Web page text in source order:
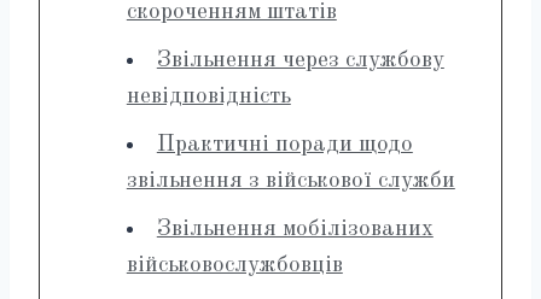
скороченням штатів
Звільнення через службову
невідповідність
Практичні поради щодо
звільнення з військової служби
Звільнення мобілізованих
військовослужбовців